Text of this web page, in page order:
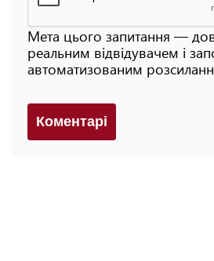
Мета цього запитання —
реальним відвідувачем і
автоматизованим
Коментарi